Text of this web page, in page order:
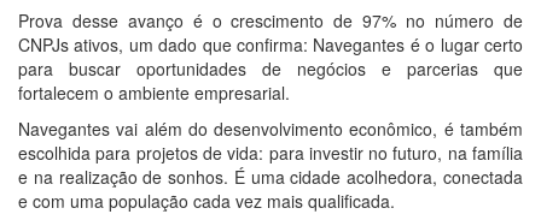
Prova desse avanço é o crescimento de 97% no número de
CNPJs ativos, um dado que confirma: Navegantes é o lugar certo
para buscar oportunidades de negócios e parcerias que
fortalecem o ambiente empresarial.
Navegantes vai além do desenvolvimento econômico, é também
escolhida para projetos de vida: para investir no futuro, na família
e na realização de sonhos. É uma cidade acolhedora, conectada
e com uma população cada vez mais qualificada.